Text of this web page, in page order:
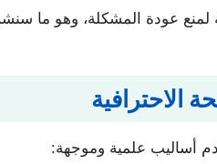
لمنع عودة المشكلة، وهو ما
الاحترافية
أساليب علمية وموجهة: